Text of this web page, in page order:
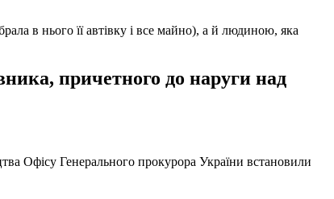
в нього її автівку і все майно), а й людиною, яка
причетного до наруги над
Офісу Генерального прокурора України встановили